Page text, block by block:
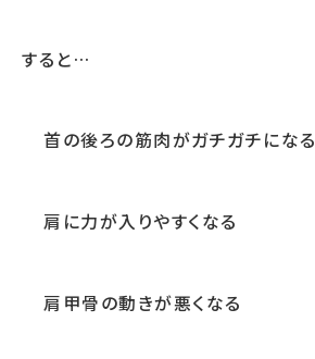
すると…
首の後ろの筋肉がガチガチになる
肩に力が入りやすくなる
肩甲骨の動きが悪くなる